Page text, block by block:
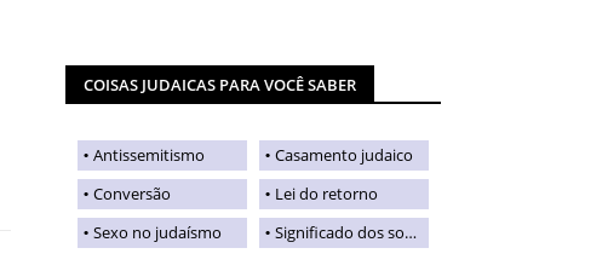
COISAS JUDAICAS PARA VOCÊ SABER
Antissemitismo
Casamento judaico
Conversão
Lei do retorno
Sexo no judaísmo
Significado dos sobrenomes judaicos